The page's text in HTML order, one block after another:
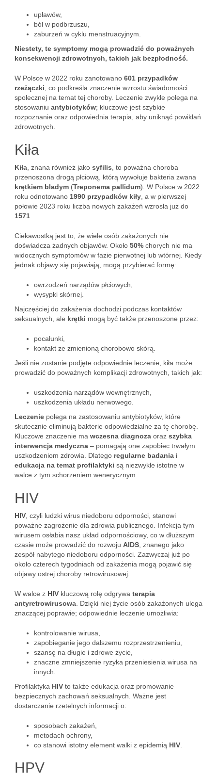
upławów,
ból w podbrzuszu,
zaburzeń w cyklu menstruacyjnym.
Niestety, te symptomy mogą prowadzić do poważnych
konsekwencji zdrowotnych, takich jak bezpłodność.
W Polsce w 2022 roku zanotowano 601 przypadków
rzeżączki , co podkreśla znaczenie wzrostu świadomości
społecznej na temat tej choroby. Leczenie zwykle polega na
stosowaniu antybiotyków; kluczowe jest szybkie
rozpoznanie oraz odpowiednia terapia, aby uniknąć powikłań
zdrowotnych.
Kiła
Kiła , znana również jako syfilis , to poważna choroba
przenoszona drogą płciową, którą wywołuje bakteria zwana
krętkiem bladym (Treponema pallidum). W Polsce w 2022
roku odnotowano 1990 przypadków kiły , a w pierwszej
połowie 2023 roku liczba nowych zakażeń wzrosła już do
1571
Ciekawostką jest to, że wiele osób zakażonych nie
doświadcza żadnych objawów. Około 50% chorych nie ma
widocznych symptomów w fazie pierwotnej lub wtórnej. Kiedy
jednak objawy się pojawiają, mogą przybierać formę:
owrzodzeń narządów płciowych,
wysypki skórnej.
Najczęściej do zakażenia dochodzi podczas kontaktów
seksualnych, ale krętki mogą być także przenoszone przez:
pocałunki,
kontakt ze zmienioną chorobowo skórą.
Jeśli nie zostanie podjęte odpowiednie leczenie, kiła może
prowadzić do poważnych komplikacji zdrowotnych, takich jak:
uszkodzenia narządów wewnętrznych,
uszkodzenia układu nerwowego.
Leczenie polega na zastosowaniu antybiotyków, które
skutecznie eliminują bakterie odpowiedzialne za tę chorobę.
Kluczowe znaczenie ma wczesna diagnoza oraz szybka
interwencja medyczna – pomagają one zapobiec trwałym
uszkodzeniom zdrowia. Dlatego regularne badania i
edukacja na temat profilaktyki są niezwykle istotne w
walce z tym schorzeniem wenerycznym.
HIV
HIV , czyli ludzki wirus niedoboru odporności, stanowi
poważne zagrożenie dla zdrowia publicznego. Infekcja tym
wirusem osłabia nasz układ odpornościowy, co w dłuższym
czasie może prowadzić do rozwoju AIDS , znanego jako
zespół nabytego niedoboru odporności. Zazwyczaj już po
około czterech tygodniach od zakażenia mogą pojawić się
objawy ostrej choroby retrowirusowej.
W walce z HIV kluczową rolę odgrywa terapia
antyretrowirusowa . Dzięki niej życie osób zakażonych ulega
znaczącej poprawie; odpowiednie leczenie umożliwia:
kontrolowanie wirusa,
zapobieganie jego dalszemu rozprzestrzenieniu,
szansę na długie i zdrowe życie,
znaczne zmniejszenie ryzyka przeniesienia wirusa na
innych.
Profilaktyka HIV to także edukacja oraz promowanie
bezpiecznych zachowań seksualnych. Ważne jest
dostarczanie rzetelnych informacji o:
sposobach zakażeń,
metodach ochrony,
co stanowi istotny element walki z epidemią HIV
HPV